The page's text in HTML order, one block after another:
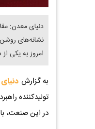
دنیای معدن:
نشانه‌های روشن
امروز به یکی
به گزارش
تولیدکننده
در این صنعت،